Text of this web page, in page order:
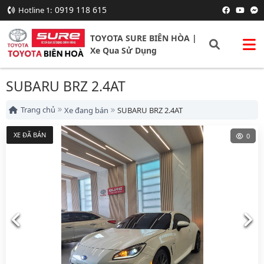
Hotline 1: 0919 118 615
TOYOTA SURE BIÊN HÒA |
Xe Qua Sử Dụng
SUBARU BRZ 2.4AT
Trang chủ Xe đang bán SUBARU BRZ 2.4AT
XE ĐÃ BÁN 0